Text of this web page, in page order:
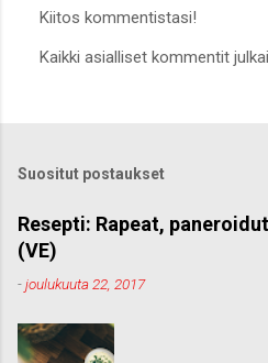
ä
o
m
e
n
t
Kiitos kommentistasi!
Kaikki asialliset kommentit
Suositut postaukset
Resepti: Rapeat,
(VE)
-joulukuuta 22, 2017